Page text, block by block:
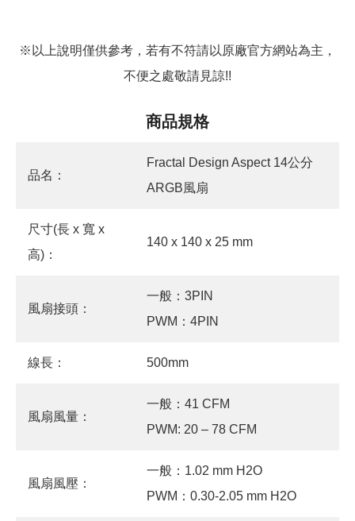
※以上說明僅供參考，若有不符請以原廠官方網站為主，
不便之處敬請見諒!!
商品規格
品名：
Fractal Design Aspect 14公分
ARGB風扇
尺寸(長 x 寬 x
高)：
140 x 140 x 25 mm
風扇接頭：
一般：3PIN
PWM：4PIN
線長： 500mm
風扇風量：
一般：41 CFM
PWM: 20 – 78 CFM
風扇風壓：
一般：1.02 mm H2O
PWM：0.30-2.05 mm H2O